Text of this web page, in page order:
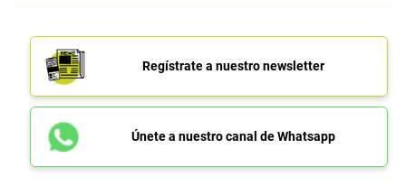
Regístrate a nuestro newsletter
Únete a nuestro canal de Whatsapp